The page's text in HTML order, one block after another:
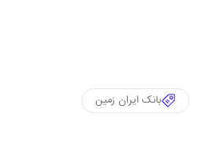
بانک ایران زمین